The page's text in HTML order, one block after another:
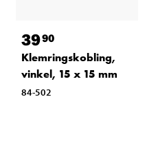
3990
Klemringskobling,
vinkel, 15 x 15 mm
84-502